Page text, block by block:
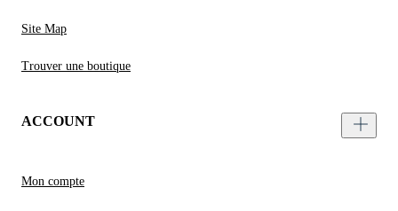
Site Map
Trouver une boutique
ACCOUNT
Mon compte